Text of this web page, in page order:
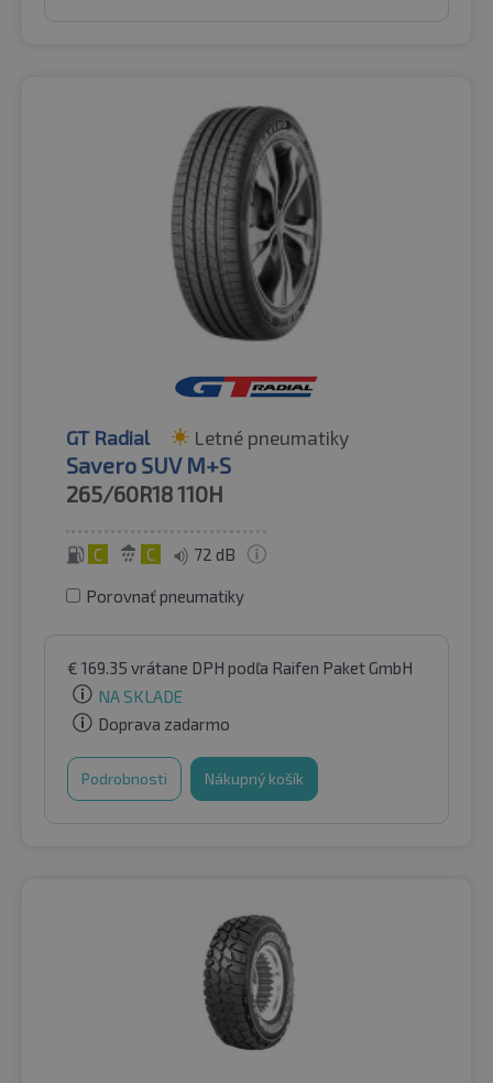
GT Radial Letné pneumatiky
Savero SUV M+S
265/60R18110H
C C 72 dB
Porovnať pneumatiky
€ 169.35 vrátane DPH podľa Raifen Paket GmbH
NA SKLADE
Doprava zadarmo
Podrobnosti Nákupný košík